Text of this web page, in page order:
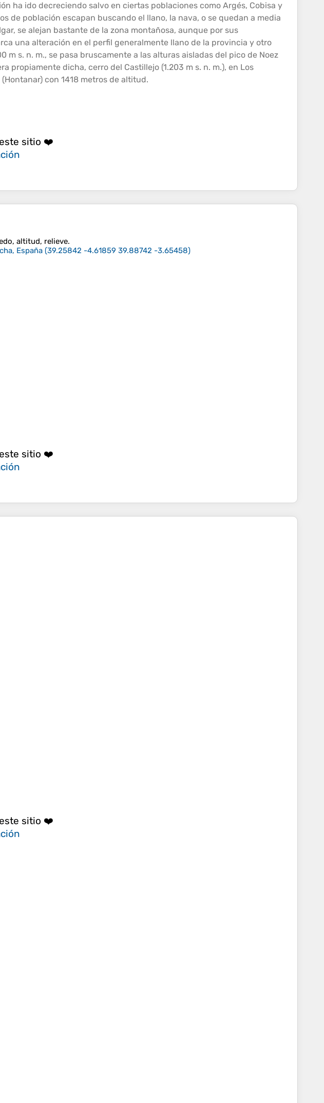
ha ido decreciendo salvo en ciertas poblaciones como Argés, Cobisa y
de población escapan buscando el llano, la nava, o se quedan a media
se alejan bastante de la zona montañosa, aunque por sus
una alteración en el perfil generalmente llano de la provincia y otro
m s. n. m., se pasa bruscamente a las alturas aisladas del pico de Noez
propiamente dicha, cerro del Castillejo (1.203 m s. n. m.), en Los
con 1418 metros de altitud.
este sitio ❤️
, altitud, relieve.
España (39.25842 -4.61859 39.88742 -3.65458)
este sitio ❤️
este sitio ❤️